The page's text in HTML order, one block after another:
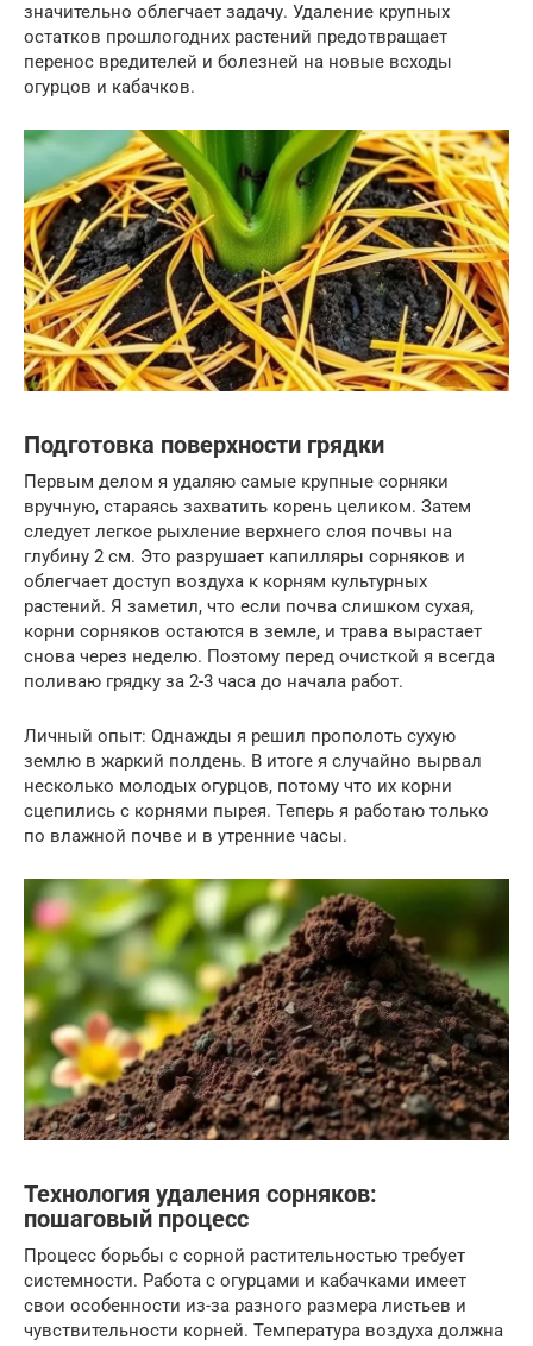
значительно облегчает задачу. Удаление крупных
остатков прошлогодних растений предотвращает
перенос вредителей и болезней на новые всходы
огурцов и кабачков.
Подготовка поверхности грядки
Первым делом я удаляю самые крупные сорняки
вручную, стараясь захватить корень целиком. Затем
следует легкое рыхление верхнего слоя почвы на
глубину 2 см. Это разрушает капилляры сорняков и
облегчает доступ воздуха к корням культурных
растений. Я заметил, что если почва слишком сухая,
корни сорняков остаются в земле, и трава вырастает
снова через неделю. Поэтому перед очисткой я всегда
поливаю грядку за 2-3 часа до начала работ.
Личный опыт: Однажды я решил прополоть сухую
землю в жаркий полдень. В итоге я случайно вырвал
несколько молодых огурцов, потому что их корни
сцепились с корнями пырея. Теперь я работаю только
по влажной почве и в утренние часы.
Технология удаления сорняков:
пошаговый процесс
Процесс борьбы с сорной растительностью требует
системности. Работа с огурцами и кабачками имеет
свои особенности из-за разного размера листьев и
чувствительности корней. Температура воздуха должна